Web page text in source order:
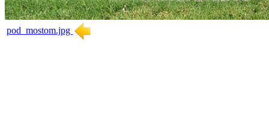
pod_mostom.jpg